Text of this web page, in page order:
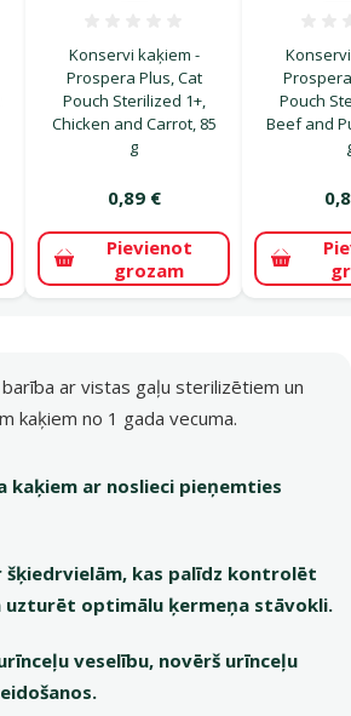
Konservi kaķiem -
Prospera Plus, Cat
Pouch Sterilized 1+,
Chicken and Carrot, 85
g
0,89 €
Pievienot
grozam
Pouch
Beef and
ar vistas gaļu sterilizētiem un
kaķiem no 1 gada vecuma.
kaķiem ar noslieci pieņemties
šķiedrvielām, kas palīdz kontrolēt
uzturēt optimālu ķermeņa stāvokli.
veselību, novērš urīnceļu